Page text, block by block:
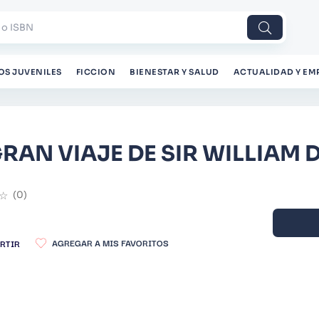
JUVENILES FICCION BIENESTAR Y SALUD ACTUALIDAD Y
VIAJE DE SIR WILLIAM
☆ (0)